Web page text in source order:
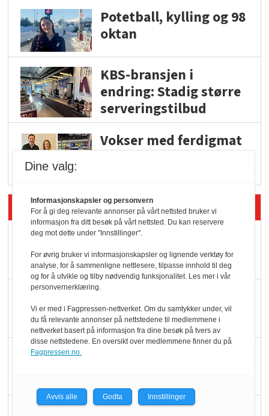
Potetball, kylling og 98
oktan
KBS-bransjen i
endring: Stadig større
serveringstilbud
Vokser med ferdigmat
Siste artikler - Butikk i praksis
Rema-flaggskip
dundrer videre
ølsalget
Dine valg:
Informasjonskapsler og personvern
For å gi deg relevante annonser på vårt nettsted bruker vi
informasjon fra ditt besøk på vårt nettsted. Du kan reservere
deg mot dette under "Innstillinger".
For øvrig bruker vi informasjonskapsler og lignende verktøy for
analyse, for å sammenligne nettlesere, tilpasse innhold til deg
og for å utvikle og tilby nødvendig funksjonalitet. Les mer i vår
personvernerklæring.
Vi er med i Fagpressen-nettverket. Om du samtykker under, vil
du få relevante annonser på nettstedene til medlemmene i
nettverket basert på informasjon fra dine besøk på tvers av
disse nettstedene. En oversikt over medlemmene finner du på
Fagpressen.no.
Avvis alle Godta Innstillinger